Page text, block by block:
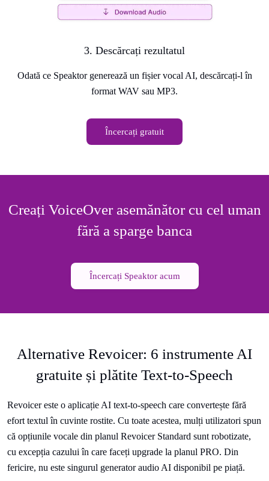
3. Descărcați rezultatul
Odată ce Speaktor generează un fișier vocal AI, descărcați-l în
format WAV sau MP3.
Încercați gratuit
Creați VoiceOver asemănător cu cel uman
fără a sparge banca
Încercați Speaktor acum
Alternative Revoicer: 6 instrumente AI
gratuite și plătite Text-to-Speech
Revoicer este o aplicație AI text-to-speech care convertește fără
efort textul în cuvinte rostite. Cu toate acestea, mulți utilizatori spun
că opțiunile vocale din planul Revoicer Standard sunt robotizate,
cu excepția cazului în care faceți upgrade la planul PRO. Din
fericire, nu este singurul generator audio AI disponibil pe piață.